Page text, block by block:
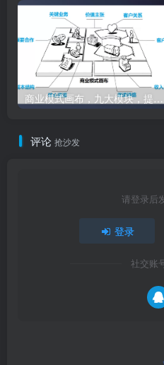
商业模式画布，九大模块，提供下载
评论 抢沙发
请登录后
登录
社交账